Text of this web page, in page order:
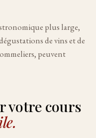
plus large,
de vins et de
peuvent
votre cours